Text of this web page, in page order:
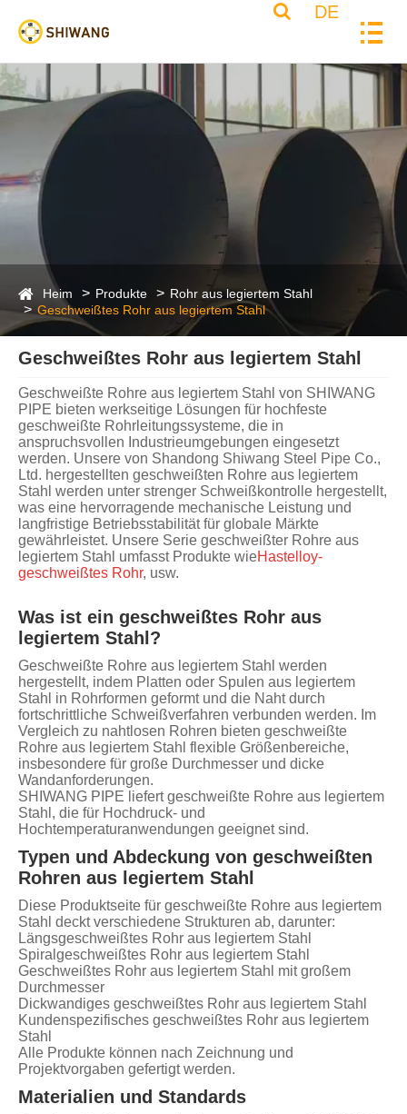
DE
Heim Produkte
Rohr aus legiertem Stahl
Geschweißtes Rohr aus legiertem Stahl
Geschweißtes Rohr aus legiertem Stahl
Geschweißte Rohre aus legiertem Stahl von SHIWANG
PIPE bieten werkseitige Lösungen für hochfeste
geschweißte Rohrleitungssysteme, die in
anspruchsvollen Industrieumgebungen eingesetzt
werden. Unsere von Shandong Shiwang Steel Pipe Co.,
Ltd. hergestellten geschweißten Rohre aus legiertem
Stahl werden unter strenger Schweißkontrolle hergestellt,
was eine hervorragende mechanische Leistung und
langfristige Betriebsstabilität für globale Märkte
gewährleistet. Unsere Serie geschweißter Rohre aus
legiertem Stahl umfasst Produkte wieHastelloy-
geschweißtes Rohr, usw.
Was ist ein geschweißtes Rohr aus
legiertem Stahl?
Geschweißte Rohre aus legiertem Stahl werden
hergestellt, indem Platten oder Spulen aus legiertem
Stahl in Rohrformen geformt und die Naht durch
fortschrittliche Schweißverfahren verbunden werden. Im
Vergleich zu nahtlosen Rohren bieten geschweißte
Rohre aus legiertem Stahl flexible Größenbereiche,
insbesondere für große Durchmesser und dicke
Wandanforderungen.
SHIWANG PIPE liefert geschweißte Rohre aus legiertem
Stahl, die für Hochdruck- und
Hochtemperaturanwendungen geeignet sind.
Typen und Abdeckung von geschweißten
Rohren aus legiertem Stahl
Diese Produktseite für geschweißte Rohre aus legiertem
Stahl deckt verschiedene Strukturen ab, darunter:
Längsgeschweißtes Rohr aus legiertem Stahl
Spiralgeschweißtes Rohr aus legiertem Stahl
Geschweißtes Rohr aus legiertem Stahl mit großem
Durchmesser
Dickwandiges geschweißtes Rohr aus legiertem Stahl
Kundenspezifisches geschweißtes Rohr aus legiertem
Stahl
Alle Produkte können nach Zeichnung und
Projektvorgaben gefertigt werden.
Materialien und Standards